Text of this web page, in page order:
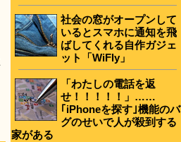
社会の窓がオープンして
いるとスマホに通知を飛
ばしてくれる自作ガジェ
ット「WiFly」
「わたしの電話を返
せ！！！！！」……
｢iPhoneを探す｣機能のバ
グのせいで人が殺到する
家がある